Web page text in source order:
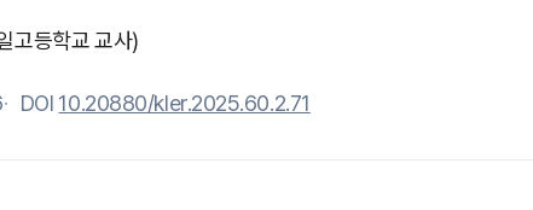
고등학교 교사)
DOI 10.20880/kler.2025.60.2.71